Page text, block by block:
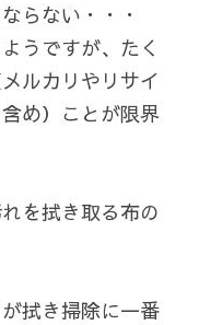
らない・・・
うですが、たく
ルカリやリサイ
め）ことが限界
を拭き取る布の
拭き掃除に一番